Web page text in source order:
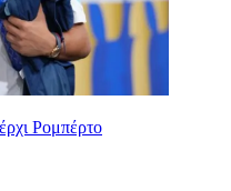
Ρομπέρτο